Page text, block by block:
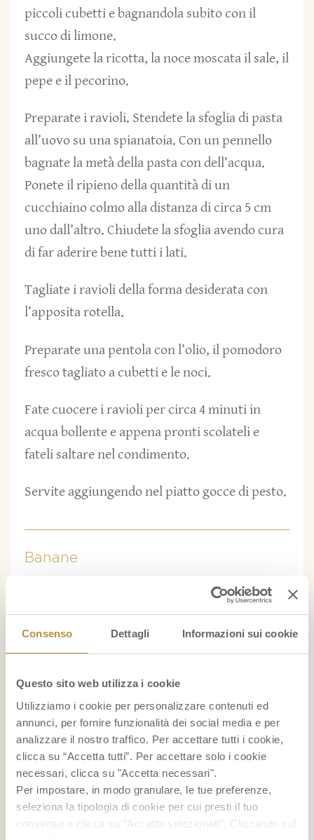
Consenso Dettagli Informazioni sui cookie
Questo sito web utilizza i cookie
Utilizziamo i cookie per personalizzare contenuti ed
annunci, per fornire funzionalità dei social media e per
analizzare il nostro traffico. Per accettare tutti i cookie,
clicca su “Accetta tutti”. Per accettare solo i cookie
necessari, clicca su "Accetta necessari".
Per impostare, in modo granulare, le tue preferenze,
seleziona la tipologia di cookie per cui presti il tuo
consenso e clicca su “Accetta selezionati”. Cliccando sul
piccoli cubetti e bagnandola subito con il
succo di limone.
Aggiungete la ricotta, la noce moscata il sale, il
pepe e il pecorino.
Preparate i ravioli. Stendete la sfoglia di pasta
all’uovo su una spianatoia. Con un pennello
bagnate la metà della pasta con dell’acqua.
Ponete il ripieno della quantità di un
cucchiaino colmo alla distanza di circa 5 cm
uno dall’altro. Chiudete la sfoglia avendo cura
di far aderire bene tutti i lati.
Tagliate i ravioli della forma desiderata con
l’apposita rotella.
Preparate una pentola con l’olio, il pomodoro
fresco tagliato a cubetti e le noci.
Fate cuocere i ravioli per circa 4 minuti in
acqua bollente e appena pronti scolateli e
fateli saltare nel condimento.
Servite aggiungendo nel piatto gocce di pesto.
Banane
RICETTE
Cocktail con ananas
Gelato alla banana fatto in casa
Smoothie bowl